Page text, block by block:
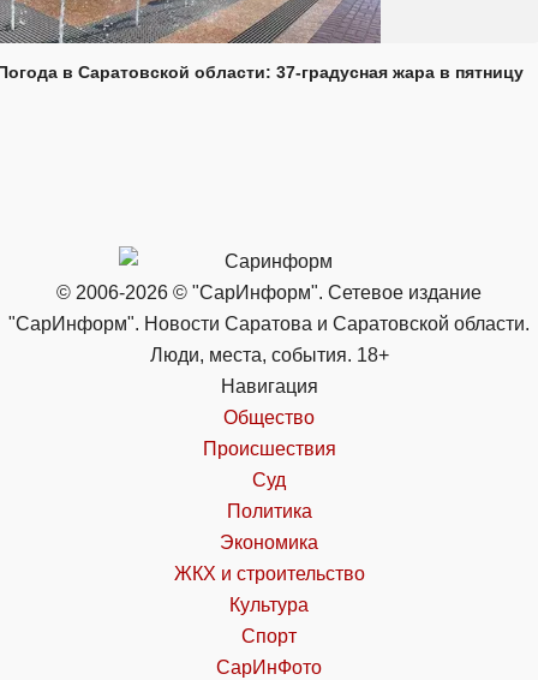
в Саратовской области: 37-градусная жара в пятницу
© 2006-2026 © "СарИнформ". Сетевое издание
"СарИнформ". Новости Саратова и Саратовской области.
Люди, места, события. 18+
Навигация
Общество
Происшествия
Суд
Политика
Экономика
ЖКХ и строительство
Культура
Спорт
СарИнФото